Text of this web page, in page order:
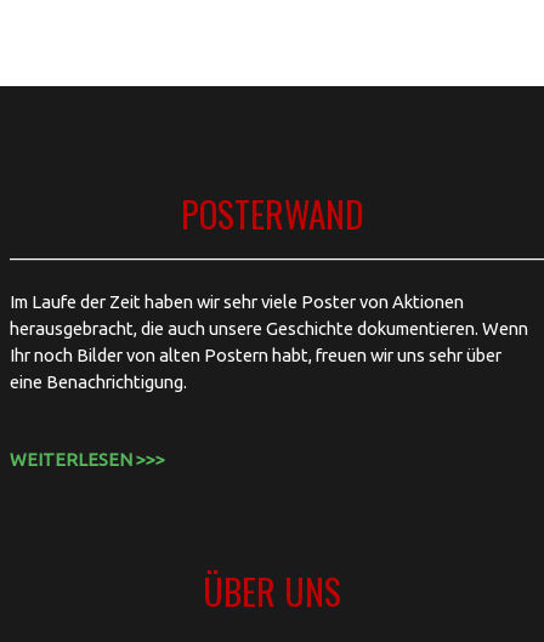
POSTERWAND
Im Laufe der Zeit haben wir sehr viele Poster von Aktionen
herausgebracht, die auch unsere Geschichte dokumentieren. Wenn
Ihr noch Bilder von alten Postern habt, freuen wir uns sehr über
eine Benachrichtigung.
WEITERLESEN >>>
ÜBER UNS